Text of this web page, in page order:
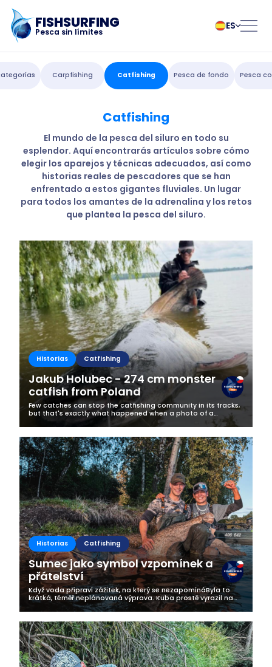
FISHSURFING
Pesca sin límites
ES
български
Čeština
Deutsch
English
Español
Français
Italiano
Magyar
Nederlands
Norsk
Pусский
Slovenčina
Suomalainen
Svenska
Türk
Українська
Blog
Acerca de la
aplicación
Fishsurfing
Business
Carpfishing Catfishing Pesca de fondo Pesca
Catfishing
El mundo de la pesca del siluro en todo su
esplendor. Aquí encontrarás artículos sobre cómo
elegir los aparejos y técnicas adecuados, así como
historias reales de pescadores que se han
enfrentado a estos gigantes fluviales. Un lugar
para todos los amantes de la adrenalina y los retos
que plantea la pesca del siluro.
Historias Catfishing
Jakub Holubec - 274 cm monster
catfish from Poland
Few catches can stop the catfishing community in its tracks,
but that's exactly what happened when a photo of a
gigantic 274 cm catfish appeared on Jakub Holubec's
Fishsurfing profile.Caught at...
Historias Catfishing
Sumec jako symbol vzpomínek a
přátelství
Když voda připraví zážitek, na který se nezapomínáByla to
krátká, téměř neplánovaná výprava. Kuba prostě vyrazil na
vodu – v momentě, kdy mu to přítelkyně zrovna schválila s
úsměvem na tváři....